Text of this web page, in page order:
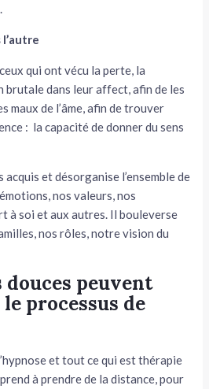
qui ont vécu la perte, la
dans leur affect, afin de les
maux de l’âme, afin de trouver
: la capacité de donner du sens
et désorganise l’ensemble de
nos valeurs, nos
à soi et aux autres. Il bouleverse
nos rôles, notre vision du
douces peuvent
processus de
et tout ce qui est thérapie
à prendre de la distance, pour